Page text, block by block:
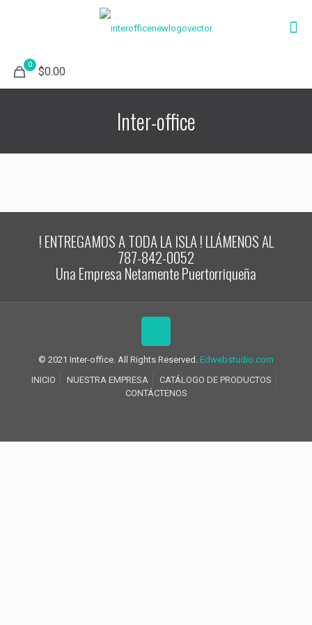
0
$0.00
Inter-office
! ENTREGAMOS A TODA LA ISLA ! LLÁMENOS AL
787-842-0052
Una Empresa Netamente Puertorriqueña
© 2021 Inter-office. All Rights Reserved. Edwebstudio.com
INICIO
NUESTRA EMPRESA
CATÁLOGO DE PRODUCTOS
CONTÁCTENOS